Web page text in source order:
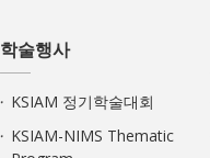
학술행사
KSIAM 정기학술대회
KSIAM-NIMS Thematic